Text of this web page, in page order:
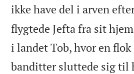
ikke have del i arven
flygtede Jefta fra sit
i landet Tob, hvor en
banditter sluttede sig til